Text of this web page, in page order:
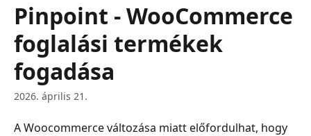
Pinpoint - WooCommerce
foglalási termékek
fogadása
2026. április 21.
A Woocommerce változása miatt előfordulhat, hogy